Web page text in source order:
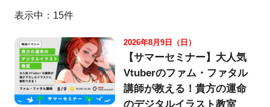
表示中： 15件
2026年8月9日（日）
【サマーセミナー】大人気
Vtuberのファム・ファタル
講師が教える！貴方の運命
のデジタルイラスト教室